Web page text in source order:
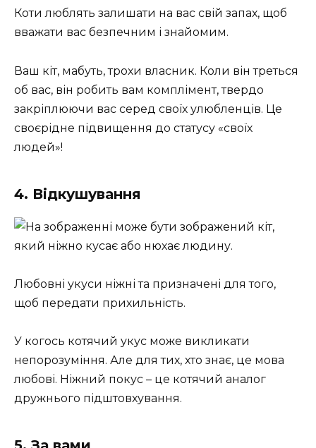
Коти люблять залишати на вас свій запах, щоб
вважати вас безпечним і знайомим.
Ваш кіт, мабуть, трохи власник. Коли він треться
об вас, він робить вам комплімент, твердо
закріплюючи вас серед своїх улюбленців. Це
своєрідне підвищення до статусу «своїх
людей»!
4. Відкушування
Любовні укуси ніжні та призначені для того,
щоб передати прихильність.
У когось котячий укус може викликати
непорозуміння. Але для тих, хто знає, це мова
любові. Ніжний покус – це котячий аналог
дружнього підштовхування.